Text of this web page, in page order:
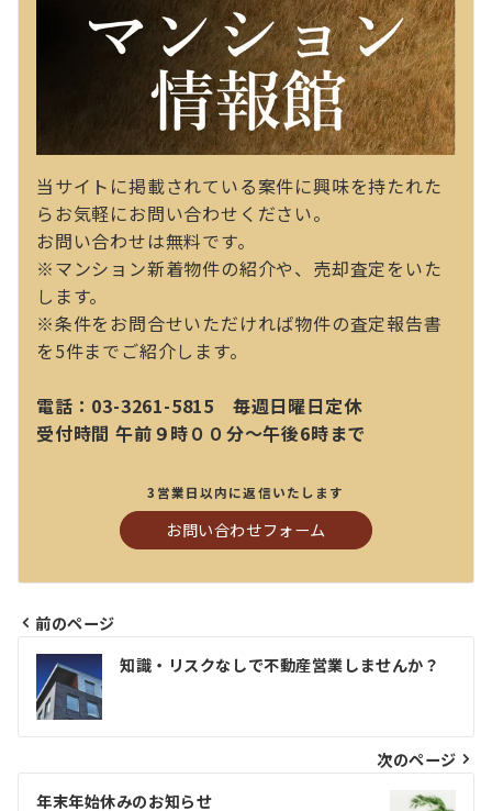
当サイトに掲載されている案件に興味を持たれた
らお気軽にお問い合わせください。
お問い合わせは無料です。
※マンション新着物件の紹介や、売却査定をいた
します。
※条件をお問合せいただければ物件の査定報告書
を5件までご紹介します。
電話：03-3261-5815 毎週日曜日定休
受付時間 午前９時００分～午後6時まで
3営業日以内に返信いたします
お問い合わせフォーム
投
稿
ナ
ビ
ゲ
前のページ
知識・リスクなしで不動産営業しませんか？
次のページ
年末年始休みのお知らせ